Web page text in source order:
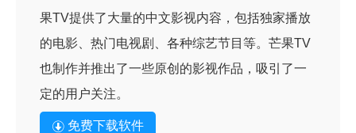
果TV提供了大量的中文影视内容，包括独家播放
的电影、热门电视剧、各种综艺节目等。芒果TV
也制作并推出了一些原创的影视作品，吸引了一
定的用户关注。
免费下载软件